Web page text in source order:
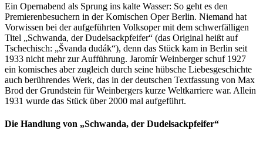
Ein Opernabend als Sprung ins kalte Wasser: So geht es den
Premierenbesuchern in der Komischen Oper Berlin. Niemand hat
Vorwissen bei der aufgeführten Volksoper mit dem schwerfälligen
Titel „Schwanda, der Dudelsackpfeifer“ (das Original heißt auf
Tschechisch: „Švanda dudák“), denn das Stück kam in Berlin seit
1933 nicht mehr zur Aufführung. Jaromír Weinberger schuf 1927
ein komisches aber zugleich durch seine hübsche Liebesgeschichte
auch berührendes Werk, das in der deutschen Textfassung von Max
Brod der Grundstein für Weinbergers kurze Weltkarriere war. Allein
1931 wurde das Stück über 2000 mal aufgeführt.
Die Handlung von „Schwanda, der Dudelsackpfeifer“